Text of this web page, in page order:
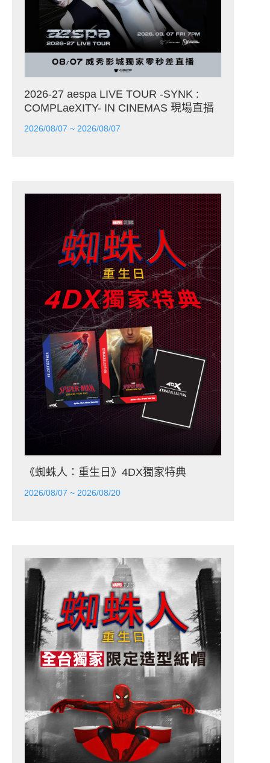
2026-27 aespa LIVE TOUR -SYNK :
COMPLaeXITY- IN CINEMAS 現場直播
2026/08/07 ~ 2026/08/07
《蜘蛛人：重生日》4DX獨家特典
2026/08/07 ~ 2026/08/20